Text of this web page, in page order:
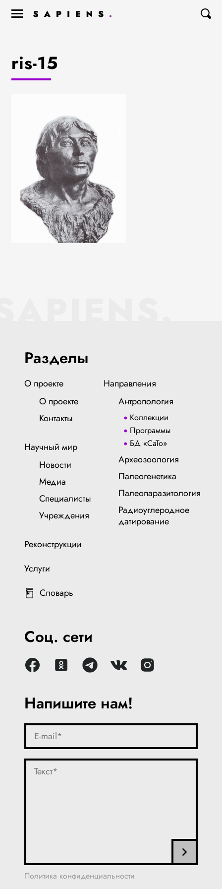
ris-15
Напишите нам!
Политика конфиденциальности
Разделы
О проекте
О проекте
Контакты
Научный мир
Новости
Медиа
Специалисты
Учреждения
Реконструкции
Услуги
Словарь
Направления
Антропология
Коллекции
Программы
БД «СаТо»
Археозоология
Палеогенетика
Палеопаразитология
Радиоуглеродное
датирование
Соц. сети